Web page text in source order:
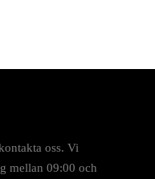
oss. Vi
mellan 09:00 och